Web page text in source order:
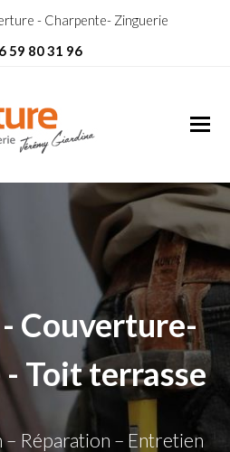
- Charpente- Zinguerie
59 80 31 96
Couverture-
Toit terrasse
Réparation – Entretien